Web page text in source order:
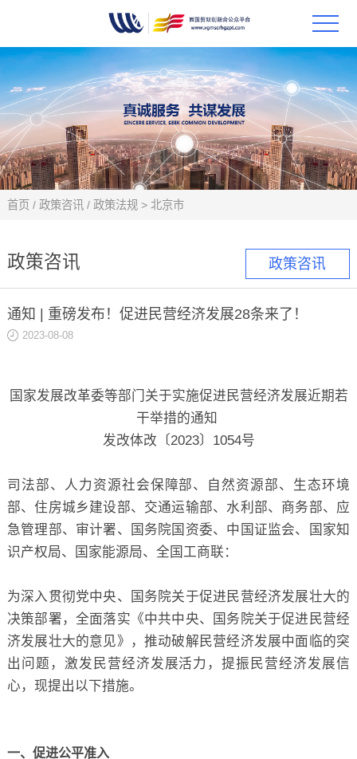
首页
政策
科技
合作
政策咨讯
首页 / 政策咨讯 / 政策法规> 北京市
政策咨讯
通知 | 重磅发布！促进民营经济发展28条来了！
2023-08-08
国家发展改革委等部门关于实施促进民营经济发展近期若
干举措的通知
发改体改〔2023〕1054号
司法部、人力资源社会保障部、自然资源部、生态环境
部、住房城乡建设部、交通运输部、水利部、商务部、应
急管理部、审计署、国务院国资委、中国证监会、国家知
识产权局、国家能源局、全国工商联：
为深入贯彻党中央、国务院关于促进民营经济发展壮大的
决策部署，全面落实《中共中央、国务院关于促进民营经
济发展壮大的意见》，推动破解民营经济发展中面临的突
出问题，激发民营经济发展活力，提振民营经济发展信
心，现提出以下措施。
一、促进公平准入